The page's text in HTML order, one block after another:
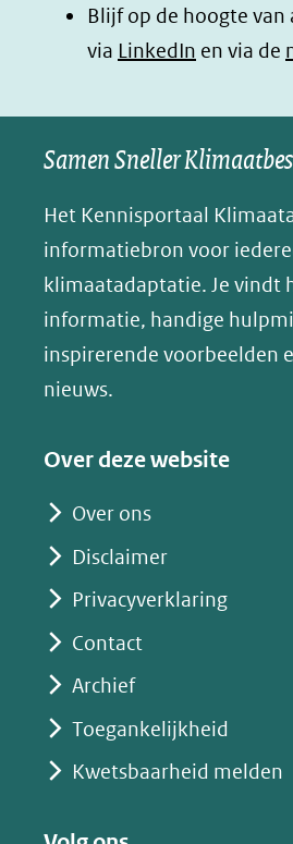
nieuw
venster)
naar
een
website)
nieuw
venster)
naar
een
website)
nieuw
venster)
naar
een
website)
B
l
e
s
y
(opent
in
nieuw
Blijf op de hoogte
via LinkedIn (opent
nieuw
venster)
naar
een
andere
website)
en via de
Samen Sneller
Het Kennisportaal
informatiebron voor
klimaatadaptatie. Je vindt
informatie, handige
inspirerende voorbeelden
nieuws.
Over deze website
Over ons
Disclaimer
Privacyverklaring
Contact
Archief
Toegankelijkheid
Kwetsbaarheid melden